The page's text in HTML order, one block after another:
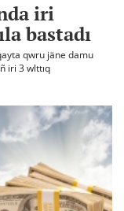
iri
bastadı
qwru jäne damu
iri 3 wlttıq